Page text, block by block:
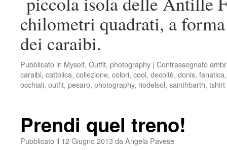
chilometri quadrati, a
dei caraibi.
Pubblicato in Myself, Outfit, photography | Contrassegnato
caraibi, cattolica, collezione, colori, cool, decoltè, donis, fanatica
occhiali, outfit, pesaro, photography, riodelsol, sainthbarth, tshirt
Prendi quel treno!
Pubblicato il 12 Giugno 2013 da Angela Pavese